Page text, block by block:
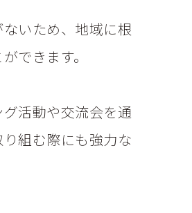
いため、地域に根
できます。
活動や交流会を通
組む際にも強力な